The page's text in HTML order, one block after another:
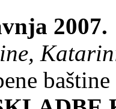
2007.